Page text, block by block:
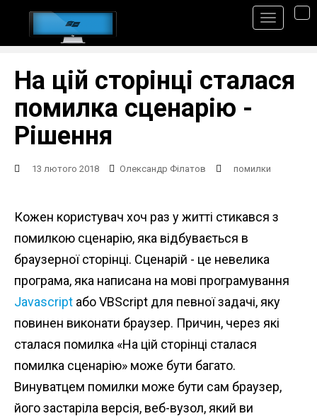
На цій сторінці сталася
помилка сценарію -
Рішення
13 лютого 2018 Олександр Філатов помилки
Кожен користувач хоч раз у житті стикався з
помилкою сценарію, яка відбувається в
браузерної сторінці. Сценарій - це невелика
програма, яка написана на мові програмування
Javascript або VBScript для певної задачі, яку
повинен виконати браузер. Причин, через які
сталася помилка «На цій сторінці сталася
помилка сценарію» може бути багато.
Винуватцем помилки може бути сам браузер,
його застаріла версія, веб-вузол, який ви